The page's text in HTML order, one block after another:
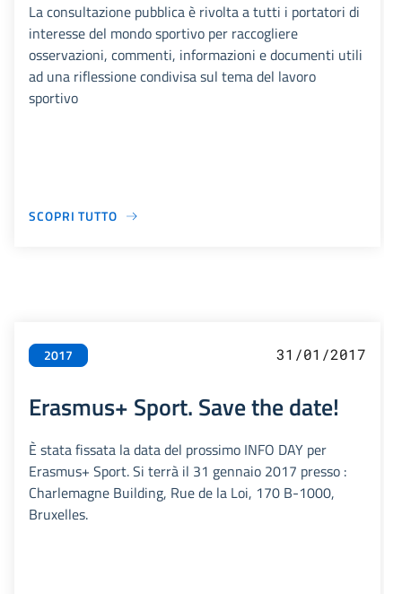
La consultazione pubblica è rivolta a tutti i portatori di
interesse del mondo sportivo per raccogliere
osservazioni, commenti, informazioni e documenti utili
ad una riflessione condivisa sul tema del lavoro
sportivo
SCOPRI TUTTO
2017 31/01/2017
Erasmus+ Sport. Save the date!
È stata fissata la data del prossimo INFO DAY per
Erasmus+ Sport. Si terrà il 31 gennaio 2017 presso :
Charlemagne Building, Rue de la Loi, 170 B-1000,
Bruxelles.